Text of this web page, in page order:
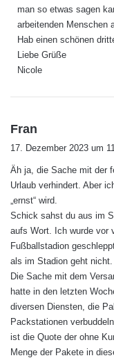
man so etwas sagen
arbeitenden Menschen
Hab einen schönen
Liebe Grüße
Nicole
Fran
t
:
17. Dezember 2023 um
Äh ja, die Sache mit der
Urlaub verhindert. Aber
„ernst“ wird.
Schick sahst du aus im
aufs Wort. Ich wurde vor
Fußballstadion
als im Stadion geht
Die Sache mit dem
hatte in den letzten
diversen Diensten, die
Packstationen
ist die Quote der ohne
Menge der Pakete in